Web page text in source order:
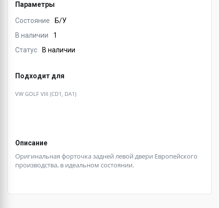
Параметры
Состояние
Б/У
В наличии
1
Статус
В наличии
Подходит для
VW GOLF VIII (CD1, DA1)
Описание
Оригинальная форточка задней левой двери Европейского
производства, в идеальном состоянии.